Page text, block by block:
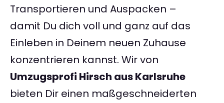
Transportieren und Auspacken –
damit Du dich voll und ganz auf das
Einleben in Deinem neuen Zuhause
konzentrieren kannst. Wir von
Umzugsprofi Hirsch aus Karlsruhe
bieten Dir einen maßgeschneiderten